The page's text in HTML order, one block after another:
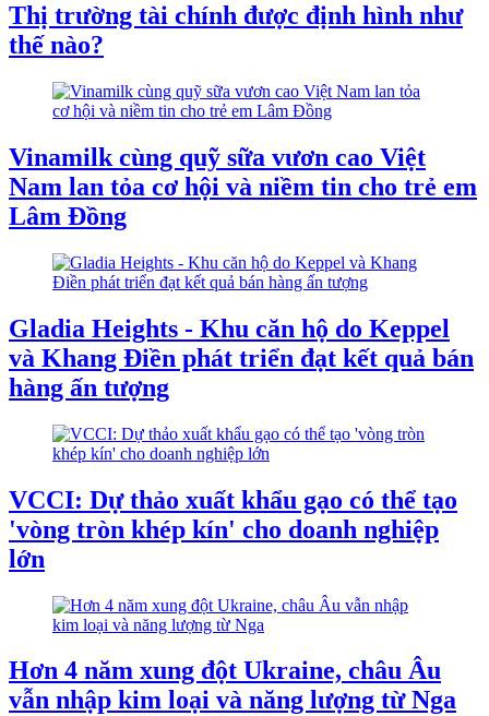
Thị trường tài chính được định hình như
thế nào?
Vinamilk cùng quỹ sữa vươn cao Việt
Nam lan tỏa cơ hội và niềm tin cho trẻ em
Lâm Đồng
Gladia Heights - Khu căn hộ do Keppel
và Khang Điền phát triển đạt kết quả bán
hàng ấn tượng
VCCI: Dự thảo xuất khẩu gạo có thể tạo
'vòng tròn khép kín' cho doanh nghiệp
lớn
Hơn 4 năm xung đột Ukraine, châu Âu
vẫn nhập kim loại và năng lượng từ Nga